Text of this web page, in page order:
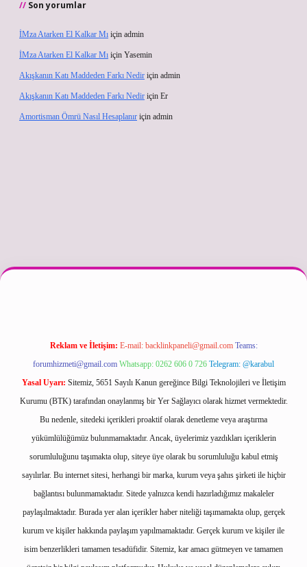
Son yorumlar
İMza Atarken El Kalkar Mı için admin
İMza Atarken El Kalkar Mı için Yasemin
Akışkanın Katı Maddeden Farkı Nedir için admin
Akışkanın Katı Maddeden Farkı Nedir için Er
Amortisman Ömrü Nasıl Hesaplanır için admin
güncel
Reklam ve İletişim: E-mail: backlinkpaneli@gmail.com Teams:
forumhizmeti@gmail.com Whatsapp: 0262 606 0 726 Telegram: @karabul
Yasal Uyarı: Sitemiz, 5651 Sayılı Kanun gereğince Bilgi Teknolojileri ve İletişim
Kurumu (BTK) tarafından onaylanmış bir Yer Sağlayıcı olarak hizmet vermektedir.
Bu nedenle, sitedeki içerikleri proaktif olarak denetleme veya araştırma
yükümlülüğümüz bulunmamaktadır. Ancak, üyelerimiz yazdıkları içeriklerin
sorumluluğunu taşımakta olup, siteye üye olarak bu sorumluluğu kabul etmiş
sayılırlar. Bu internet sitesi, herhangi bir marka, kurum veya şahıs şirketi ile hiçbir
bağlantısı bulunmamaktadır. Sitede yalnızca kendi hazırladığımız makaleler
paylaşılmaktadır. Burada yer alan içerikler haber niteliği taşımamakta olup, gerçek
kurum ve kişiler hakkında paylaşım yapılmamaktadır. Gerçek kurum ve kişiler ile
isim benzerlikleri tamamen tesadüfidir. Sitemiz, kar amacı gütmeyen ve tamamen